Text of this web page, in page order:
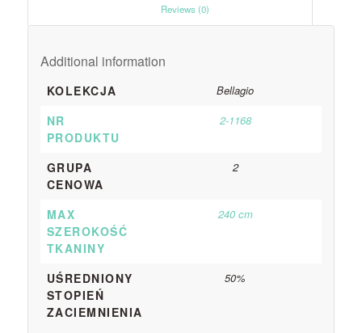
Additional information
KOLEKCJA Bellagio
NR
PRODUKTU
2-1168
GRUPA
CENOWA
2
MAX
SZEROKOŚĆ
TKANINY
240 cm
UŚREDNIONY
STOPIEŃ
ZACIEMNIENIA
50%